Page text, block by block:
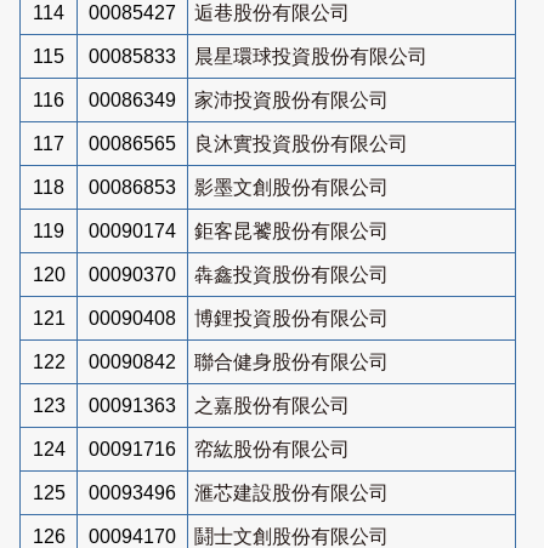
114 00085427 逅巷股份有限公司
115 00085833 晨星環球投資股份有限公司
116 00086349 家沛投資股份有限公司
117 00086565 良沐實投資股份有限公司
118 00086853 影墨文創股份有限公司
119 00090174 鉅客昆饕股份有限公司
120 00090370 犇鑫投資股份有限公司
121 00090408 博鋰投資股份有限公司
122 00090842 聯合健身股份有限公司
123 00091363 之嘉股份有限公司
124 00091716 帟紘股份有限公司
125 00093496 滙芯建設股份有限公司
126 00094170 鬪士文創股份有限公司